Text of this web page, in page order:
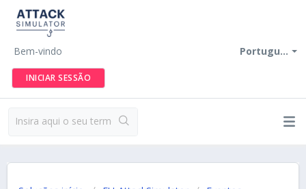
Portugu...
Bem-vindo
INICIAR SESSÃO